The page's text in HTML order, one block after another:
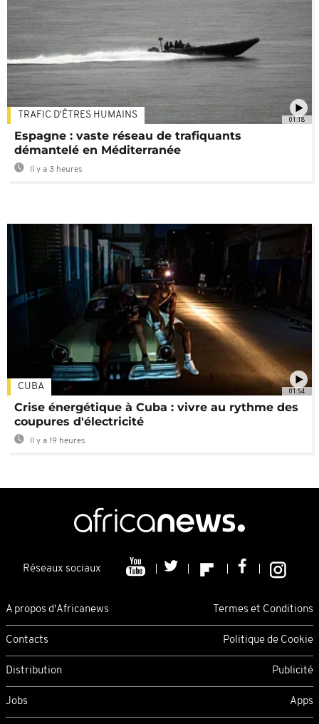
01:18
TRAFIC D'ÊTRES HUMAINS
Espagne : vaste réseau de trafiquants
démantelé en Méditerranée
Il y a 3 heures
01:54
CUBA
Crise énergétique à Cuba : vivre au rythme des
coupures d'électricité
Il y a 19 heures
Réseaux sociaux
A propos d'Africanews Termes et Conditions
Contacts Politique de Cookie
Distribution Publicité
Jobs Apps